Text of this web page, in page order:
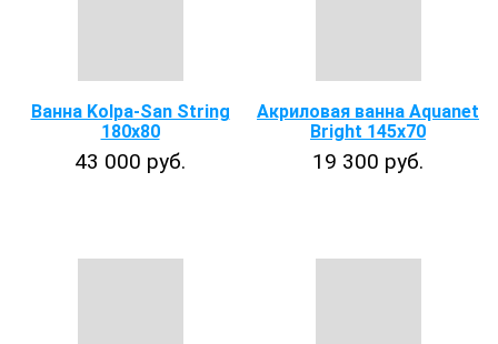
Ванна Kolpa-San String
180x80
43 000 руб.
Акриловая ванна Aquanet
Bright 145x70
19 300 руб.